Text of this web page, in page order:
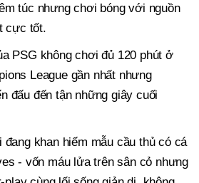
túc nhưng chơi bóng với nguồn
cực tốt.
PSG không chơi đủ 120 phút ở
League gần nhất nhưng
đấu đến tận những giây cuối
đang khan hiếm mẫu cầu thủ có cá
- vốn máu lửa trên sân cỏ nhưng